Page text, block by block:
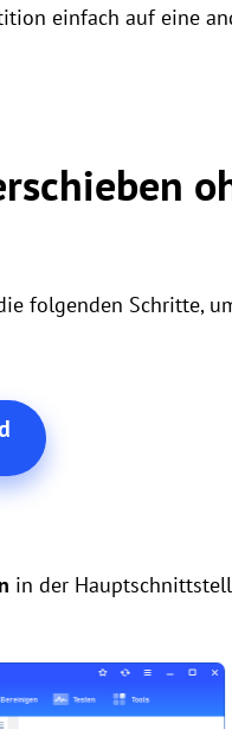
einfach auf eine
folgenden Schritte,
in der